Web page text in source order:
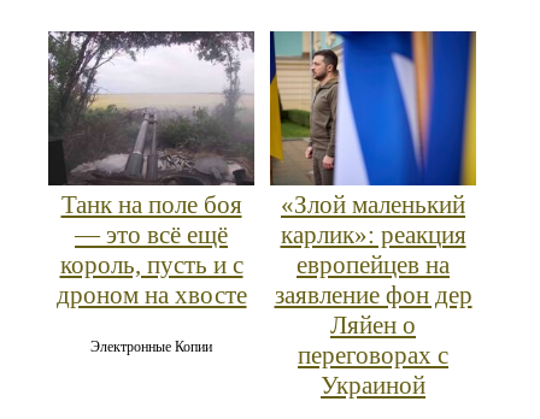
Танк на поле боя
— это всё ещё
король, пусть и с
дроном на хвосте
Электронные Копии
«Злой маленький
карлик»: реакция
европейцев на
заявление фон дер
Ляйен о
переговорах с
Украиной